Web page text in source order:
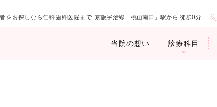
をお探しなら仁科歯科医院まで 京阪宇治線「桃山南口」駅から 徒歩0分
当院の想い 診療科目